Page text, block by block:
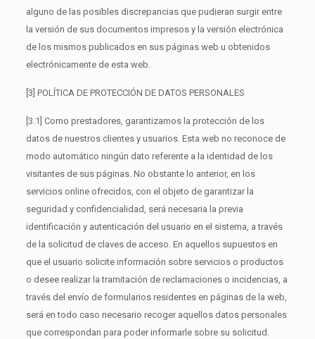
alguno de las posibles discrepancias que pudieran surgir entre
la versión de sus documentos impresos y la versión electrónica
de los mismos publicados en sus páginas web u obtenidos
electrónicamente de esta web.
[3] POLÍTICA DE PROTECCIÓN DE DATOS PERSONALES
[3.1] Como prestadores, garantizamos la protección de los
datos de nuestros clientes y usuarios. Esta web no reconoce de
modo automático ningún dato referente a la identidad de los
visitantes de sus páginas. No obstante lo anterior, en los
servicios online ofrecidos, con el objeto de garantizar la
seguridad y confidencialidad, será necesaria la previa
identificación y autenticación del usuario en el sistema, a través
de la solicitud de claves de acceso. En aquellos supuestos en
que el usuario solicite información sobre servicios o productos
o desee realizar la tramitación de reclamaciones o incidencias, a
través del envío de formularios residentes en páginas de la web,
será en todo caso necesario recoger aquellos datos personales
que correspondan para poder informarle sobre su solicitud.